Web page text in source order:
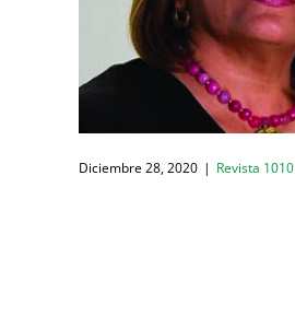
Diciembre 28, 2020 | Revista 1010